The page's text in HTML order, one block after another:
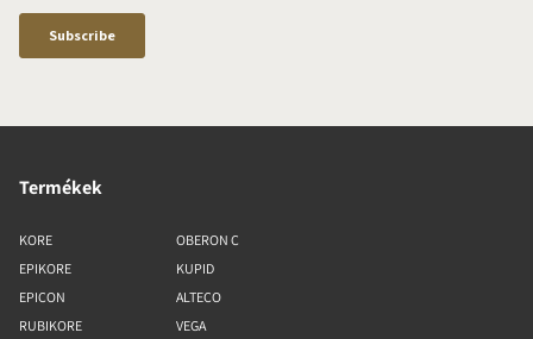
Termékek
KORE
EPIKORE
EPICON
RUBIKORE
OBERON C
KUPID
ALTECO
VEGA